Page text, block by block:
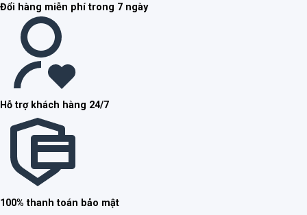
Đổi hàng miễn phí trong 7 ngày
Hỗ trợ khách hàng 24/7
100% thanh toán bảo mật